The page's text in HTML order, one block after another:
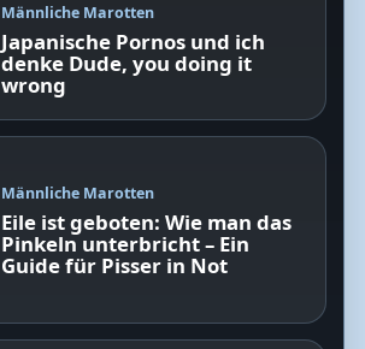
Männliche Marotten
Japanische Pornos und ich
denke Dude, you doing it
wrong
Männliche Marotten
Eile ist geboten: Wie man das
Pinkeln unterbricht – Ein
Guide für Pisser in Not